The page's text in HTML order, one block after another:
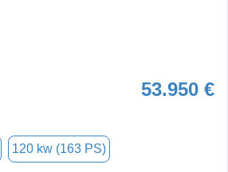
53.950 €
120 kw (163 PS)